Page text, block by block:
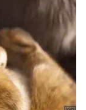
కూడా ఈ